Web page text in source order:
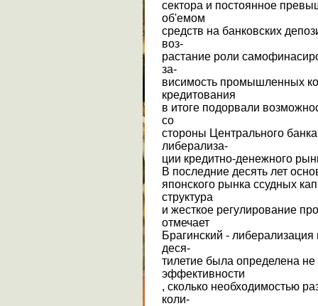
сектора и постоянное
об'емом
средств на банковских
воз-
растание роли
за-
висимость промышленных
кредитования
в итоге подорвали
со
стороны Центрального
либерализа-
ции кредитно-денежного
В последние десять лет
японского рынка ссудных
структура
и жесткое регулирование
отмечает
Брагинский -
деся-
тилетие была определена
эффективности
, сколько необходимостью
коли-